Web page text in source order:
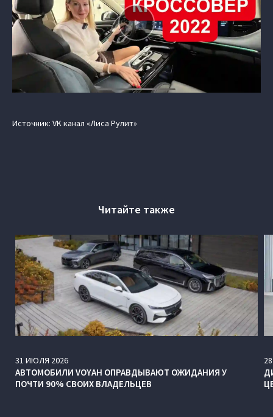
Источник: VK канал «Лиса Рулит»
Читайте также
31 ИЮЛЯ 2026
АВТОМОБИЛИ VOYAH ОПРАВДЫВАЮТ ОЖИДАНИЯ У
ПОЧТИ 90% СВОИХ ВЛАДЕЛЬЦЕВ
28